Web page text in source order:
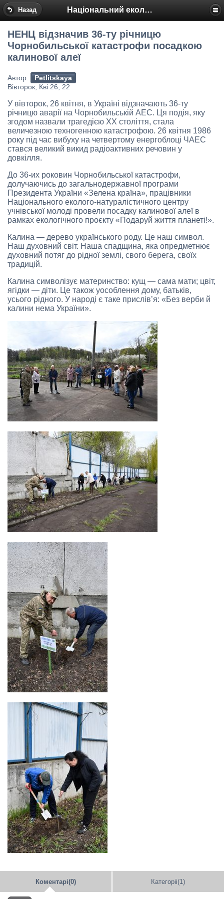
Назад Національний еколого-натуралістичний центр
НЕНЦ відзначив 36-ту річницю
Чорнобильської катастрофи посадкою
калинової алеї
Автор:
Petlitskaya
Вівторок, Кві 26, 22
У вівторок, 26 квітня, в Україні відзначають 36-ту
річницю аварії на Чорнобильській АЕС. Ця подія, яку
згодом назвали трагедією ХХ століття, стала
величезною техногенною катастрофою. 26 квітня 1986
року під час вибуху на четвертому енергоблоці ЧАЕС
стався великий викид радіоактивних речовин у
довкілля.
До 36-их роковин Чорнобильської катастрофи,
долучаючись до загальнодержавної програми
Президента України «Зелена країна», працівники
Національного еколого-натуралістичного центру
учнівської молоді провели посадку калинової алеї в
рамках екологічного проєкту «Подаруй життя планеті!».
Калина — дерево українського роду. Це наш символ.
Наш духовний світ. Наша спадщина, яка опредметнює
духовний потяг до рідної землі, свого берега, своїх
традицій.
Калина символізує материнство: кущ — сама мати; цвіт,
ягідки — діти. Це також уособлення дому, батьків,
усього рідного. У народі є таке прислів’я: «Без верби й
калини нема України».
Коментарі(0) Категоріі(1)